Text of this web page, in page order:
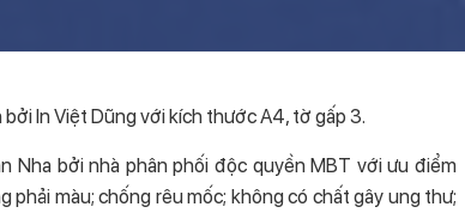
In Việt Dũng với kích thước A4, tờ gấp 3.
Nha bởi nhà phân phối độc quyền MBT với ưu điểm
màu; chống rêu mốc; không có chất gây ung thư;